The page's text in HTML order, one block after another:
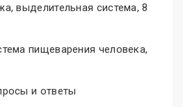
выделительная система, 8
пищеварения человека,
и ответы